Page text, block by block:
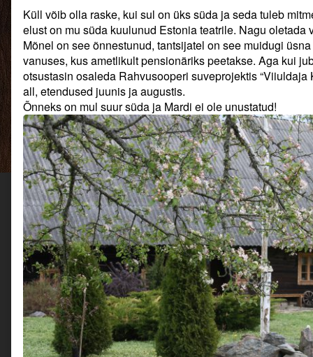
kena
asja
saab
korraga?
published
on
posts
by
the
author
of
Kas
mitu
kena
asja
saab
korraga?,
kena
asja
saab
korraga?
Küll võib olla raske, kui sul on üks süda ja seda tuleb
elust on mu süda kuulunud Estonia teatrile. Nagu oletada
Mõnel on see õnnestunud, tantsijatel on see muidugi
vanuses, kus ametlikult pensionäriks peetakse. Aga kui
otsustasin osaleda Rahvusooperi suveprojektis “Viiuldaja
all, etendused juunis ja augustis.
Õnneks on mul suur süda ja Mardi ei ole unustatud!